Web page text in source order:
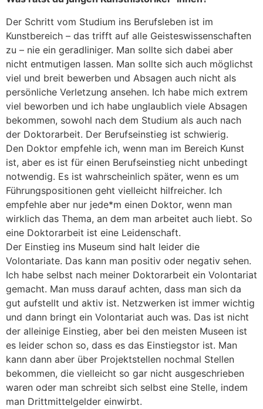
Der Schritt vom Studium ins Berufsleben ist im
Kunstbereich – das trifft auf alle Geisteswissenschaften
zu – nie ein geradliniger. Man sollte sich dabei aber
nicht entmutigen lassen. Man sollte sich auch möglichst
viel und breit bewerben und Absagen auch nicht als
persönliche Verletzung ansehen. Ich habe mich extrem
viel beworben und ich habe unglaublich viele Absagen
bekommen, sowohl nach dem Studium als auch nach
der Doktorarbeit. Der Berufseinstieg ist schwierig.
Den Doktor empfehle ich, wenn man im Bereich Kunst
ist, aber es ist für einen Berufseinstieg nicht unbedingt
notwendig. Es ist wahrscheinlich später, wenn es um
Führungspositionen geht vielleicht hilfreicher. Ich
empfehle aber nur jede*m einen Doktor, wenn man
wirklich das Thema, an dem man arbeitet auch liebt. So
eine Doktorarbeit ist eine Leidenschaft.
Der Einstieg ins Museum sind halt leider die
Volontariate. Das kann man positiv oder negativ sehen.
Ich habe selbst nach meiner Doktorarbeit ein Volontariat
gemacht. Man muss darauf achten, dass man sich da
gut aufstellt und aktiv ist. Netzwerken ist immer wichtig
und dann bringt ein Volontariat auch was. Das ist nicht
der alleinige Einstieg, aber bei den meisten Museen ist
es leider schon so, dass es das Einstiegstor ist. Man
kann dann aber über Projektstellen nochmal Stellen
bekommen, die vielleicht so gar nicht ausgeschrieben
waren oder man schreibt sich selbst eine Stelle, indem
man Drittmittelgelder einwirbt.